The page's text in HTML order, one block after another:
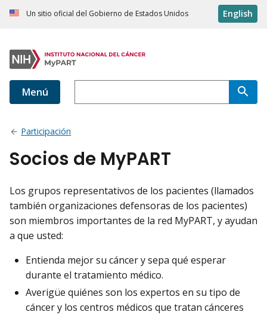
Un sitio oficial del Gobierno de Estados Unidos English
Menú
Participación
Socios de MyPART
Los grupos representativos de los pacientes (llamados
también organizaciones defensoras de los pacientes)
son miembros importantes de la red MyPART, y ayudan
a que usted:
Entienda mejor su cáncer y sepa qué esperar
durante el tratamiento médico.
Averigüe quiénes son los expertos en su tipo de
cáncer y los centros médicos que tratan cánceres